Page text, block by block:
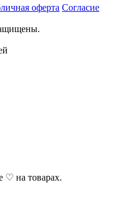
оферта Согласие
♡ на товарах.